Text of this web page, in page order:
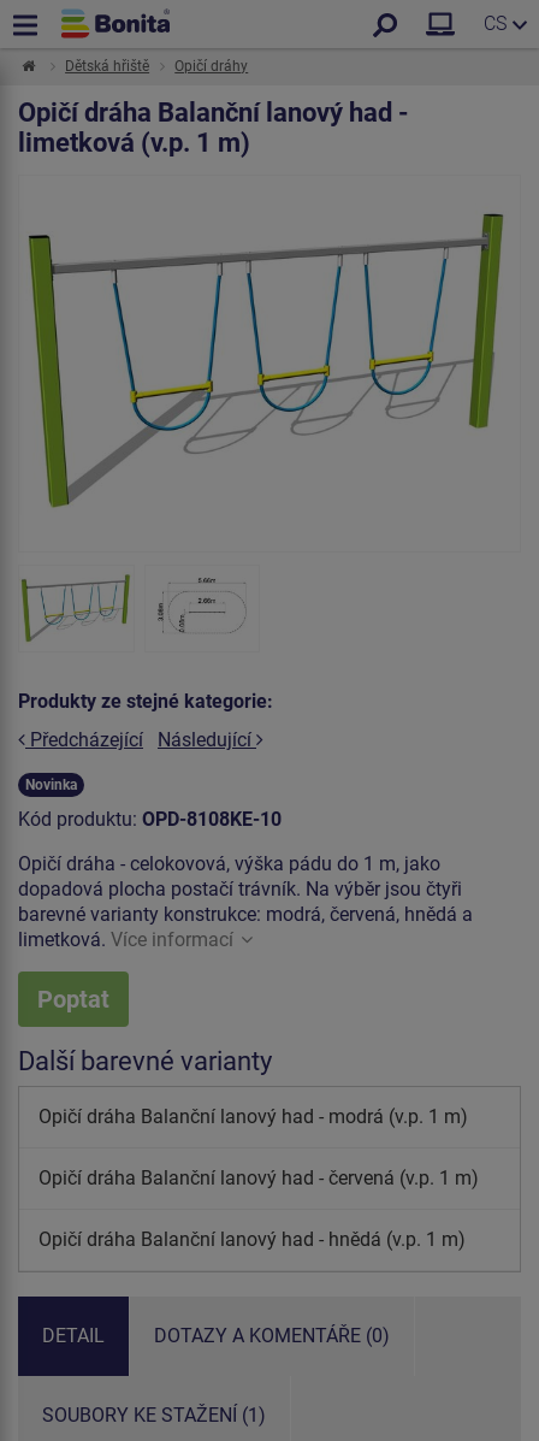
CS
Dětská hřiště Opičí dráhy
Opičí dráha Balanční lanový had -
limetková (v.p. 1 m)
Produkty ze stejné kategorie:
Předcházející
Následující
Novinka
Kód produktu: OPD-8108KE-10
Opičí dráha - celokovová, výška pádu do 1 m, jako
dopadová plocha postačí trávník. Na výběr jsou čtyři
barevné varianty konstrukce: modrá, červená, hnědá a
limetková. Více informací
Poptat
Další barevné varianty
Opičí dráha Balanční lanový had - modrá (v.p. 1 m)
Opičí dráha Balanční lanový had - červená (v.p. 1 m)
Opičí dráha Balanční lanový had - hnědá (v.p. 1 m)
DETAIL DOTAZY A KOMENTÁŘE (0)
SOUBORY KE STAŽENÍ (1)